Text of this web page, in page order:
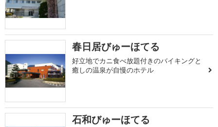
春日居びゅーほてる
好立地でカニ食べ放題付きのバイキングと
癒しの温泉が自慢のホテル
石和びゅーほてる